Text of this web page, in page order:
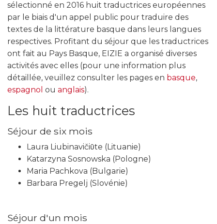
sélectionné en 2016 huit traductrices européennes
par le biais d'un appel public pour traduire des
textes de la littérature basque dans leurs langues
respectives. Profitant du séjour que les traductrices
ont fait au Pays Basque, EIZIE a organisé diverses
activités avec elles (pour une information plus
détaillée, veuillez consulter les pages en basque,
espagnol ou anglais).
Les huit traductrices
Séjour de six mois
Laura Liubinavičiῡte (Lituanie)
Katarzyna Sosnowska (Pologne)
Maria Pachkova (Bulgarie)
Barbara Pregelj (Slovénie)
Séjour d'un mois